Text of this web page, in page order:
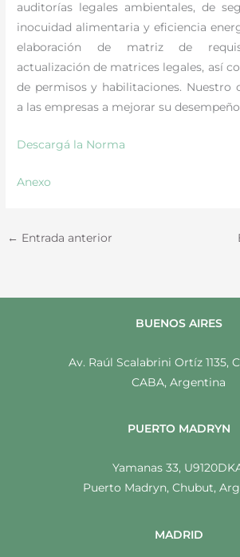
auditorías legales ambientales, de
inocuidad alimentaria y eficiencia
elaboración de matriz de
actualización de matrices legales, así
de permisos y habilitaciones. Nuestro
a las empresas a mejorar su
Descargá la Norma
Anexo
← Entrada anterior
BUENOS AIRES
Av. Raúl Scalabrini Ortíz 1135,
CABA, Argentina
PUERTO MADRYN
Yamanas 33,
Puerto Madryn, Chubut,
MADRID